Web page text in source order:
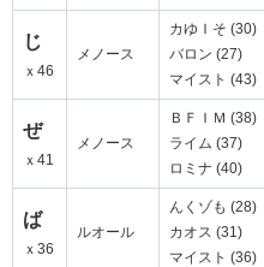
じ
ｘ46
メノース
カゆＩそ (30)
バロン (27)
マイスト (43)
ぜ
ｘ41
メノース
ＢＦＩＭ (38)
ライム (37)
ロミナ (40)
ば
ｘ36
ルオール
んくゾも (28)
カオス (31)
マイスト (36)